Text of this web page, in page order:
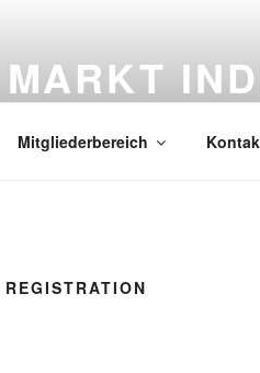
Mitgliederbereich
REGISTRATION